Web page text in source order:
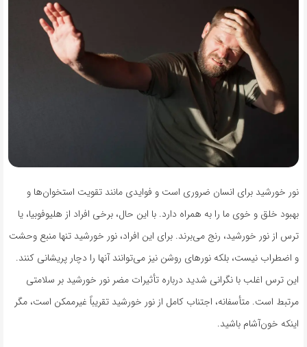
نور خورشید برای انسان ضروری است و فوایدی مانند تقویت استخوان‌ها و
بهبود خلق و خوی ما را به همراه دارد. با این حال، برخی افراد از هلیوفوبیا، یا
ترس از نور خورشید، رنج می‌برند. برای این افراد، نور خورشید تنها منبع وحشت
و اضطراب نیست، بلکه نورهای روشن نیز می‌توانند آنها را دچار پریشانی کنند.
این ترس اغلب با نگرانی شدید درباره تأثیرات مضر نور خورشید بر سلامتی
مرتبط است. متأسفانه، اجتناب کامل از نور خورشید تقریباً غیرممکن است، مگر
اینکه خون‌آشام باشید.